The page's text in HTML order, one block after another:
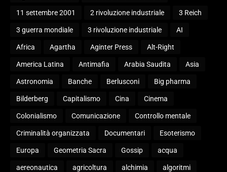
11 settembre 2001 2 rivoluzione industriale 3 Reich
3 guerra mondiale 3 rivoluzione industriale AI
Africa Agartha Aginter Press Alt-Right
America Latina Antimafia Arabia Saudita Asia
Astronomia Banche Berlusconi Big pharma
Bilderberg Capitalismo Cina Cinema
Colonialismo Comunicazione Controllo mentale
Criminalità organizzata Documentari Esoterismo
Europa Geometria Sacra Gossip acqua
aereonautica agricoltura alchimia algoritmi